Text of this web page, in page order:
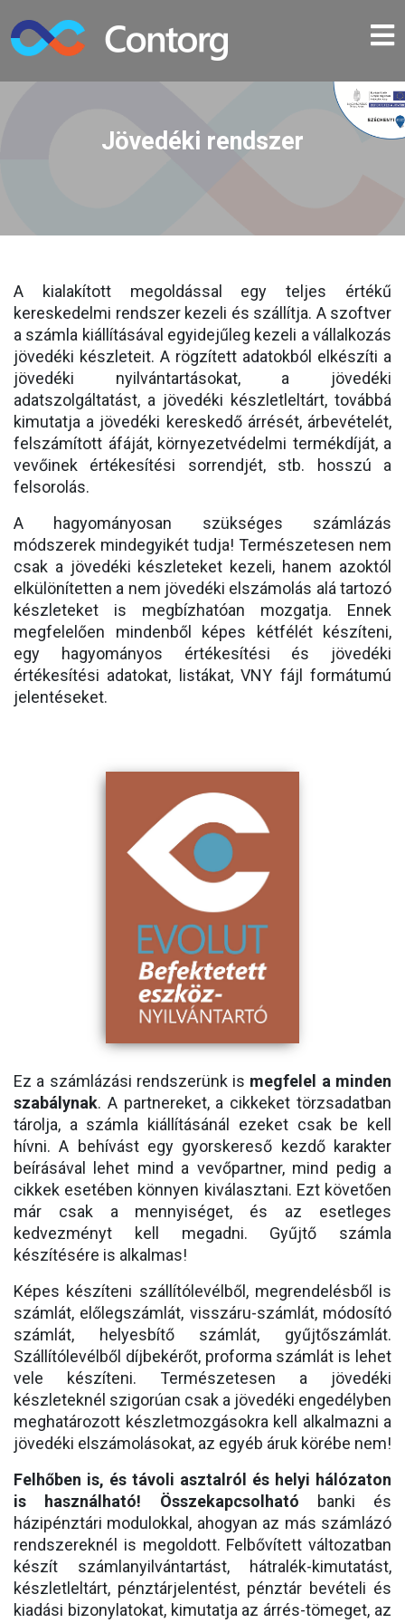
Jövedéki rendszer
A kialakított megoldással egy teljes értékű
kereskedelmi rendszer kezeli és szállítja. A szoftver
a számla kiállításával egyidejűleg kezeli a vállalkozás
jövedéki készleteit. A rögzített adatokból elkészíti a
jövedéki nyilvántartásokat, a jövedéki
adatszolgáltatást, a jövedéki készletleltárt, továbbá
kimutatja a jövedéki kereskedő árrését, árbevételét,
felszámított áfáját, környezetvédelmi termékdíját, a
vevőinek értékesítési sorrendjét, stb. hosszú a
felsorolás.
A hagyományosan szükséges számlázás
módszerek mindegyikét tudja! Természetesen nem
csak a jövedéki készleteket kezeli, hanem azoktól
elkülönítetten a nem jövedéki elszámolás alá tartozó
készleteket is megbízhatóan mozgatja. Ennek
megfelelően mindenből képes kétfélét készíteni,
egy hagyományos értékesítési és jövedéki
értékesítési adatokat, listákat, VNY fájl formátumú
jelentéseket.
Ez a számlázási rendszerünk is megfelel a minden
szabálynak. A partnereket, a cikkeket törzsadatban
tárolja, a számla kiállításánál ezeket csak be kell
hívni. A behívást egy gyorskereső kezdő karakter
beírásával lehet mind a vevőpartner, mind pedig a
cikkek esetében könnyen kiválasztani. Ezt követően
már csak a mennyiséget, és az esetleges
kedvezményt kell megadni. Gyűjtő számla
készítésére is alkalmas!
Képes készíteni szállítólevélből, megrendelésből is
számlát, előlegszámlát, visszáru-számlát, módosító
számlát, helyesbítő számlát, gyűjtőszámlát.
Szállítólevélből díjbekérőt, proforma számlát is lehet
vele készíteni. Természetesen a jövedéki
készleteknél szigorúan csak a jövedéki engedélyben
meghatározott készletmozgásokra kell alkalmazni a
jövedéki elszámolásokat, az egyéb áruk körébe nem!
Felhőben is, és távoli asztalról és helyi hálózaton
is használható! Összekapcsolható
banki és
házipénztári modulokkal, ahogyan az más számlázó
rendszereknél is megoldott. Felbővített változatban
készít számlanyilvántartást, hátralék-kimutatást,
készletleltárt, pénztárjelentést, pénztár bevételi és
kiadási bizonylatokat, kimutatja az árrés-tömeget, az